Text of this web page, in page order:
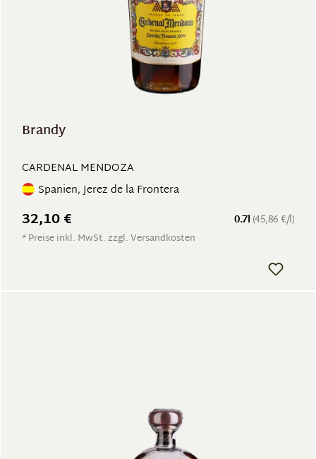
Brandy
CARDENAL MENDOZA
Spanien, Jerez de la Frontera
0.7l (45,86 €/l)
32,10 €
* Preise inkl. MwSt. zzgl. Versandkosten